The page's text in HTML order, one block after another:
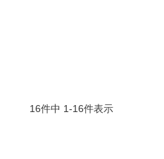
16件中 1-16件表示